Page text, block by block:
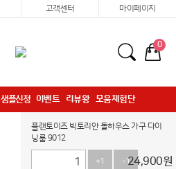
고객센터 마이페이지
0
샘플신청 이벤트 리뷰왕 모움체험단
플랜토이즈 빅토리안 돌하우스 가구 다이
닝룸 9012
+1 -124,900원